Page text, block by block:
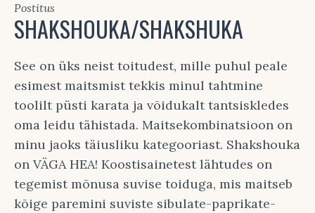
Postitus
SHAKSHOUKA/SHAKSHUKA
See on üks neist toitudest, mille puhul peale
esimest maitsmist tekkis minul tahtmine
toolilt püsti karata ja võidukalt tantsiskledes
oma leidu tähistada. Maitsekombinatsioon on
minu jaoks täiusliku kategooriast. Shakshouka
on VÄGA HEA! Koostisainetest lähtudes on
tegemist mõnusa suvise toiduga, mis maitseb
kõige paremini suviste sibulate-paprikate-